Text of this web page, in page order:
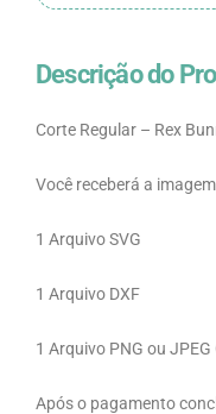
Descrição do
Corte Regular – Rex
Você receberá a
1 Arquivo SVG
1 Arquivo DXF
1 Arquivo PNG ou
Após o pagamento